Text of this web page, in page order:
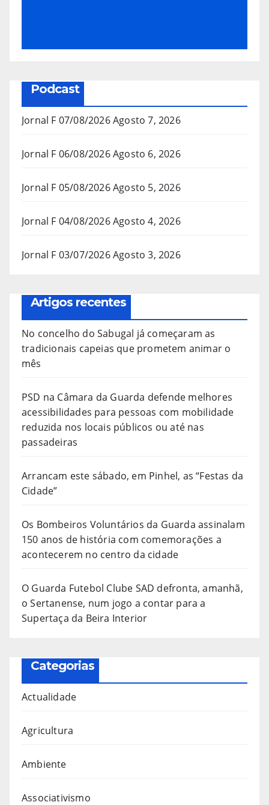
Podcast
Jornal F 07/08/2026Agosto 7, 2026
Jornal F 06/08/2026Agosto 6, 2026
Jornal F 05/08/2026Agosto 5, 2026
Jornal F 04/08/2026Agosto 4, 2026
Jornal F 03/07/2026Agosto 3, 2026
Artigos recentes
No concelho do Sabugal já começaram as
tradicionais capeias que prometem animar o
mês
PSD na Câmara da Guarda defende melhores
acessibilidades para pessoas com mobilidade
reduzida nos locais públicos ou até nas
passadeiras
Arrancam este sábado, em Pinhel, as “Festas da
Cidade”
Os Bombeiros Voluntários da Guarda assinalam
150 anos de história com comemorações a
acontecerem no centro da cidade
O Guarda Futebol Clube SAD defronta, amanhã,
o Sertanense, num jogo a contar para a
Supertaça da Beira Interior
Categorias
Actualidade
Agricultura
Ambiente
Associativismo